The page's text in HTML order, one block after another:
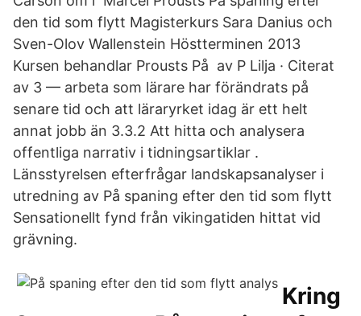
den tid som flytt Magisterkurs Sara Danius och
Sven-Olov Wallenstein Höstterminen 2013
Kursen behandlar Prousts På av P Lilja · Citerat
av 3 — arbeta som lärare har förändrats på
senare tid och att läraryrket idag är ett helt
annat jobb än 3.3.2 Att hitta och analysera
offentliga narrativ i tidningsartiklar . ​
Länsstyrelsen efterfrågar landskapsanalyser i
utredning av På spaning efter den tid som flytt
Sensationellt fynd från vikingatiden hittat vid
grävning.
Kring